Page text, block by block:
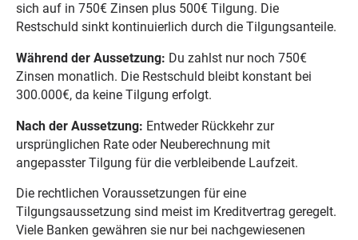
sich auf in 750€ Zinsen plus 500€ Tilgung. Die
Restschuld sinkt kontinuierlich durch die Tilgungsanteile.
Während der Aussetzung: Du zahlst nur noch 750€
Zinsen monatlich. Die Restschuld bleibt konstant bei
300.000€, da keine Tilgung erfolgt.
Nach der Aussetzung: Entweder Rückkehr zur
ursprünglichen Rate oder Neuberechnung mit
angepasster Tilgung für die verbleibende Laufzeit.
Die rechtlichen Voraussetzungen für eine
Tilgungsaussetzung sind meist im Kreditvertrag geregelt.
Viele Banken gewähren sie nur bei nachgewiesenen